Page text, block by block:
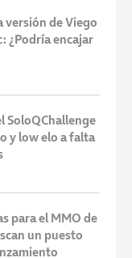
versión de Viego
¿Podría encajar
SoloQChallenge
y low elo a falta
para el MMO de
un puesto